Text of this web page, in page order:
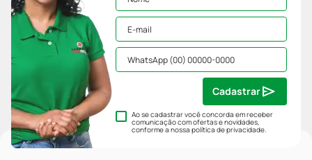
Ao se cadastrar você concorda em receber
comunicação com ofertas e novidades,
conforme a nossapolítica de privacidade.
Cadastrar